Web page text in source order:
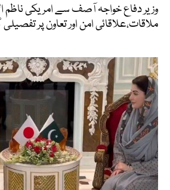
وزیر دفاع خواجہ آصف سے امریکی ناظم
ملاقات،علاقائی امن اور تعاون پر